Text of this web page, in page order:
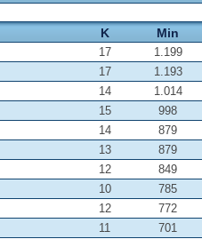
K Min
17
1.199
17
1.193
14
1.014
15
998
14
879
13
879
12
849
10
785
12
772
11
701